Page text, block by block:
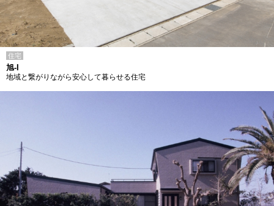
住宅
旭-I
地域と繋がりながら安心して暮らせる住宅